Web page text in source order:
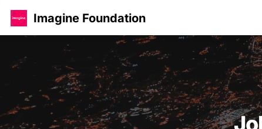
Imagine Foundation